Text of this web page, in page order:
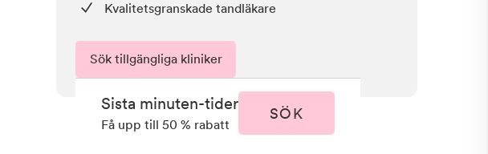
Kvalitetsgranskade tandläkare
Sök tillgängliga kliniker
Sista minuten-tider
Få upp till 50 % rabatt
SÖK